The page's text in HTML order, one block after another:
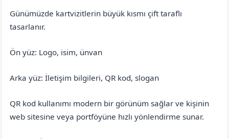
Günümüzde kartvizitlerin büyük kısmı çift taraflı
tasarlanır.
Ön yüz: Logo, isim, ünvan
Arka yüz: İletişim bilgileri, QR kod, slogan
QR kod kullanımı modern bir görünüm sağlar ve kişinin
web sitesine veya portföyüne hızlı yönlendirme sunar.